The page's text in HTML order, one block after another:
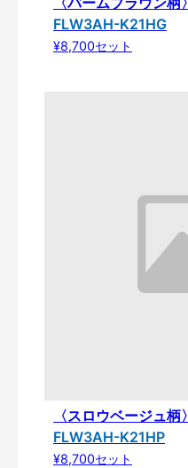
FLW3AH-K21HG
¥8,700セット
〈スロウベージュ柄〉
FLW3AH-K21HP
¥8,700セット